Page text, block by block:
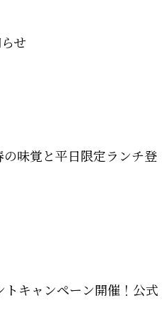
せ
の味覚と平日限定ランチ登
トキャンペーン開催！公式